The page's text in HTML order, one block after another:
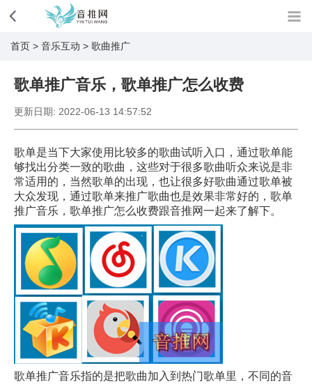
首页 > 音乐互动 > 歌曲推广
歌单推广音乐，歌单推广怎么收费
更新日期: 2022-06-13 14:57:52
歌单是当下大家使用比较多的歌曲试听入口，通过歌单能
够找出分类一致的歌曲，这些对于很多歌曲听众来说是非
常适用的，当然歌单的出现，也让很多好歌曲通过歌单被
大众发现，通过歌单来推广歌曲也是效果非常好的，歌单
推广音乐，歌单推广怎么收费跟音推网一起来了解下。
歌单推广音乐指的是把歌曲加入到热门歌单里，不同的音